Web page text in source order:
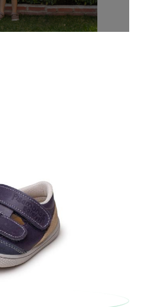
te valen, sólo tienes que entrar
de nuestra web para
en unos pocos días!